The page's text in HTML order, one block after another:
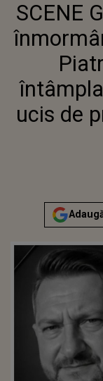
SCENE
ucis de